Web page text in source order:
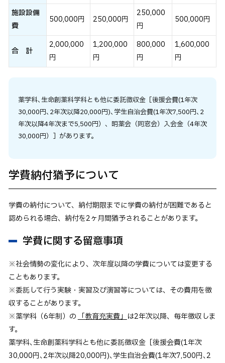
施設設備
費
500,000円 250,000円
250,000
円
500,000円
合 計
2,000,000
円
1,200,000
円
800,000
円
1,600,000
円
薬学科､生命創薬科学科とも他に委託徴収金［後援会費(1年次
30,000円､2年次以降20,000円)､学生自治会費(1年次7,500円､2
年次以降4年次まで5,500円）、明薬会（同窓会）入会金（4年次
30,000円）］があります。
学費納付猶予について
学費の納付について、納付期限までに学費の納付が困難であると
認められる場合、納付を2ヶ月間猶予されることがあります。
学費に関する留意事項
※社会情勢の変化により、次年度以降の学費については変更する
こともあります。
※委託して行う実験・実習及び演習等については、その費用を徴
収することがあります。
※薬学科（6年制）の
「教育充実費」 は2年次以降、毎年徴収しま
す。
薬学科､生命創薬科学科とも他に委託徴収金［後援会費(1年次
30,000円､2年次以降20,000円)､学生自治会費(1年次7,500円､2